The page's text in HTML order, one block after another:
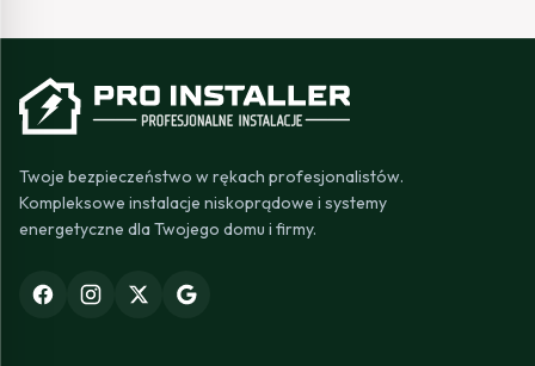
Twoje bezpieczeństwo w rękach profesjonalistów.
Kompleksowe instalacje niskoprądowe i systemy
energetyczne dla Twojego domu i firmy.